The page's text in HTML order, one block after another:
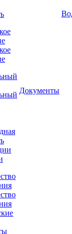
Документы